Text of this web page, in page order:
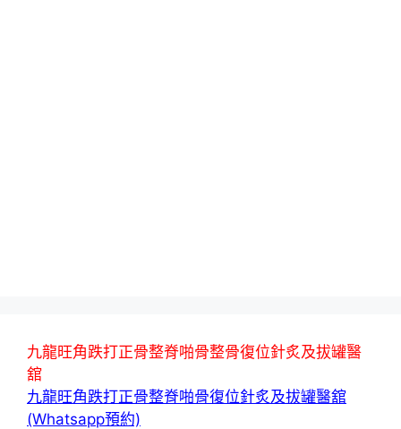
九龍旺角跌打正骨整脊啪骨整骨復位針炙及拔罐醫
舘
九龍旺角跌打正骨整脊啪骨復位針炙及拔罐醫舘
(Whatsapp預約)